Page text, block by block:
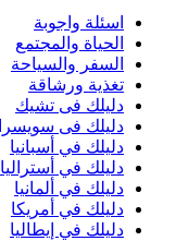
اسئلة واجوبة
الحياة والمجتمع
السفر والسياحة
تغذية ورشاقة
دليلك فى تشيك
دليلك فى سويسرا
دليلك في أسبانيا
دليلك في أستراليا
دليلك في ألمانيا
دليلك في أمريكا
دليلك في إيطاليا